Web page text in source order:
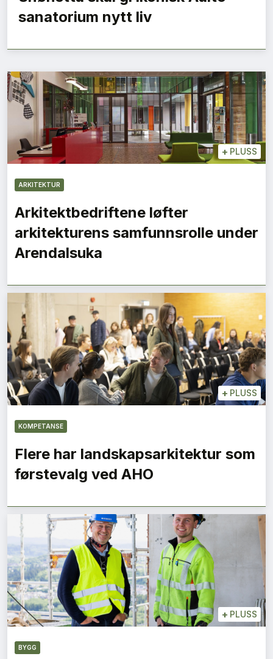
sanatorium nytt liv
+ PLUSS
ARKITEKTUR
Arkitektbedriftene løfter
arkitekturens samfunnsrolle under
Arendalsuka
+ PLUSS
KOMPETANSE
Flere har landskapsarkitektur som
førstevalg ved AHO
+ PLUSS
BYGG